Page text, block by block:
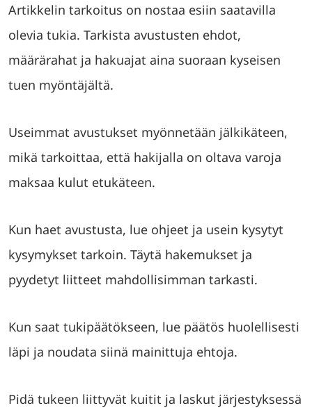
Artikkelin tarkoitus on nostaa esiin saatavilla
olevia tukia. Tarkista avustusten ehdot,
määrärahat ja hakuajat aina suoraan kyseisen
tuen myöntäjältä.
Useimmat avustukset myönnetään jälkikäteen,
mikä tarkoittaa, että hakijalla on oltava varoja
maksaa kulut etukäteen.
Kun haet avustusta, lue ohjeet ja usein kysytyt
kysymykset tarkoin. Täytä hakemukset ja
pyydetyt liitteet mahdollisimman tarkasti.
Kun saat tukipäätökseen, lue päätös huolellisesti
läpi ja noudata siinä mainittuja ehtoja.
Pidä tukeen liittyvät kuitit ja laskut järjestyksessä